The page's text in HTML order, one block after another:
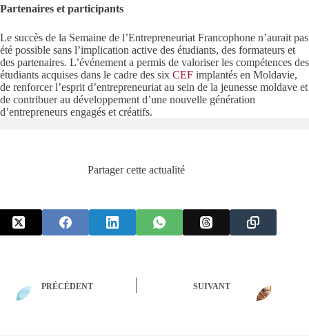
Partenaires et participants
Le succès de la Semaine de l’Entrepreneuriat Francophone n’aurait pas
été possible sans l’implication active des étudiants, des formateurs et
des partenaires. L’événement a permis de valoriser les compétences des
étudiants acquises dans le cadre des six CEF implantés en Moldavie,
de renforcer l’esprit d’entrepreneuriat au sein de la jeunesse moldave et
de contribuer au développement d’une nouvelle génération
d’entrepreneurs engagés et créatifs.
Partager cette actualité
PRÉCÉDENT SUIVANT